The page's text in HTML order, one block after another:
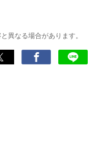
開発者を目指した経験
えるためゲームライタ
異なる場合があります。